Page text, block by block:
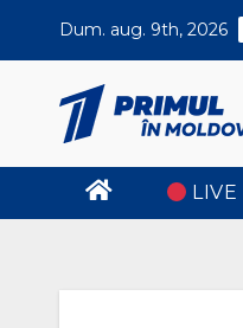
Dum. aug. 9th, 2026
LIVE